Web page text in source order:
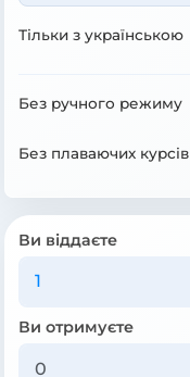
Тільки з українською
Без ручного режиму
Без плаваючих курсів
Ви віддаєте
Ви отримуєте